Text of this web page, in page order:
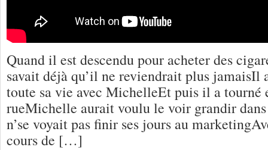
Quand il est descendu pour acheter des
savait déjà qu’il ne reviendrait plus jamaisIl
toute sa vie avec MichelleEt puis il a tourné
rueMichelle aurait voulu le voir grandir
n’se voyait pas finir ses jours au
cours de […]